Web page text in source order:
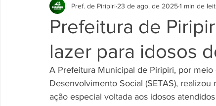
SEAD SEGOV SEPLAN SDU
Prefeitura de
lazer para idosos
Pref. de Piripiri 23 de ago. de 20251 min de
A Prefeitura Municipal de Piripiri, por
Desenvolvimento Social (SETAS),
ação especial voltada aos idosos